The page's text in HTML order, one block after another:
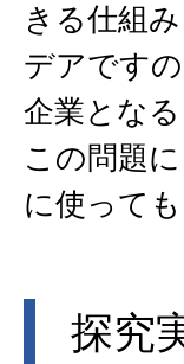
きる仕組
デアです
企業とな
この問題
に使って
探究